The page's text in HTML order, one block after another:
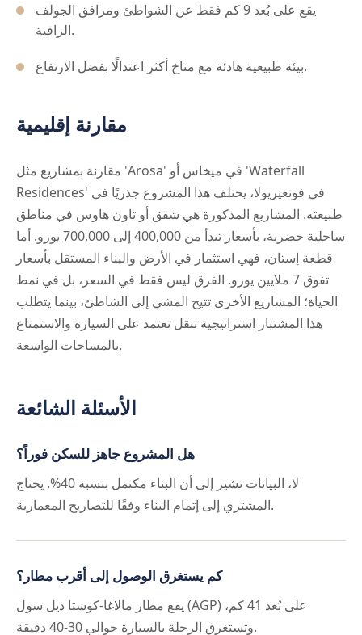
يقع على بُعد 9 كم فقط عن الشواطئ ومرافق الجولف
الراقية.
بيئة طبيعية هادئة مع مناخ أكثر اعتدالًا بفضل الارتفاع.
مقارنة إقليمية
مقارنة بمشاريع مثل 'Arosa' في ميخاس أو 'Waterfall
Residences' في فونغيريولا، يختلف هذا المشروع جذريًا في
طبيعته. المشاريع المذكورة هي شقق أو تاون هاوس في مناطق
ساحلية حضرية، بأسعار تبدأ من 400,000 إلى 700,000 يورو. أما
قطعة إستان، فهي استثمار في الأرض والبناء المستقل بأسعار
تفوق 7 ملايين يورو. الفرق ليس فقط في السعر، بل في نمط
الحياة؛ المشاريع الأخرى تتيح المشي إلى الشاطئ، بينما يتطلب
هذا المشتبار استراتيجية تنقل تعتمد على السيارة والاستمتاع
بالمساحات الواسعة.
الأسئلة الشائعة
هل المشروع جاهز للسكن فوراً؟
لا، البيانات تشير إلى أن البناء مكتمل بنسبة 40%. يحتاج
المشتري إلى إتمام البناء وفقًا للتصاريح المعمارية.
كم يستغرق الوصول إلى أقرب مطار؟
يقع مطار مالاغا-كوستا ديل سول (AGP) على بُعد 41 كم،
وتستغرق الرحلة بالسيارة حوالي 30-40 دقيقة.